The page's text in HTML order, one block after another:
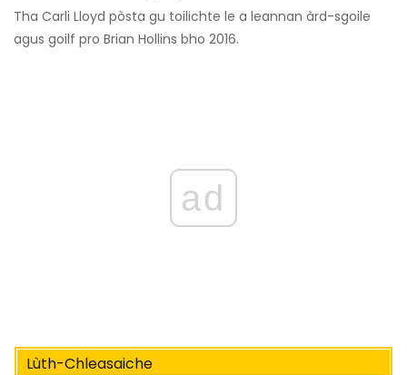
Tha Carli Lloyd pòsta gu toilichte le a leannan àrd-sgoile
agus goilf pro Brian Hollins bho 2016.
ad
Lùth-Chleasaiche